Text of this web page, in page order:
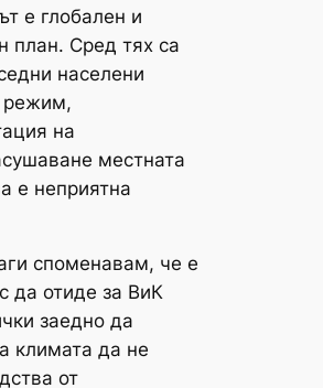
е глобален и
план. Сред тях са
населени
режим,
на
местната
е неприятна
споменавам, че е
да отиде за ВиК
заедно да
климата да не
от